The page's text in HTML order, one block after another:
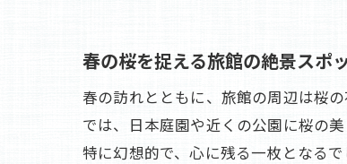
春の桜を捉える旅館の絶景スポ
春の訪れとともに、旅館の周辺は桜
では、日本庭園や近くの公園に桜の
特に幻想的で、心に残る一枚となる